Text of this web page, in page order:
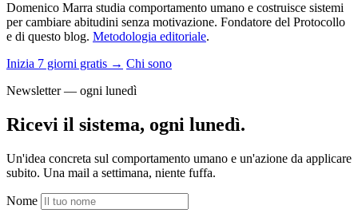
Domenico Marra studia comportamento umano e costruisce sistemi
per cambiare abitudini senza motivazione. Fondatore del Protocollo
e di questo blog. Metodologia editoriale.
Inizia 7 giorni gratis → Chi sono
Newsletter — ogni lunedì
Ricevi il sistema, ogni lunedì.
Un'idea concreta sul comportamento umano e un'azione da applicare
subito. Una mail a settimana, niente fuffa.
Nome